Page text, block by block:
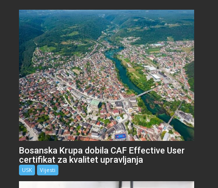
Bosanska Krupa dobila CAF Effective User
certifikat za kvalitet upravljanja
USK Vijesti